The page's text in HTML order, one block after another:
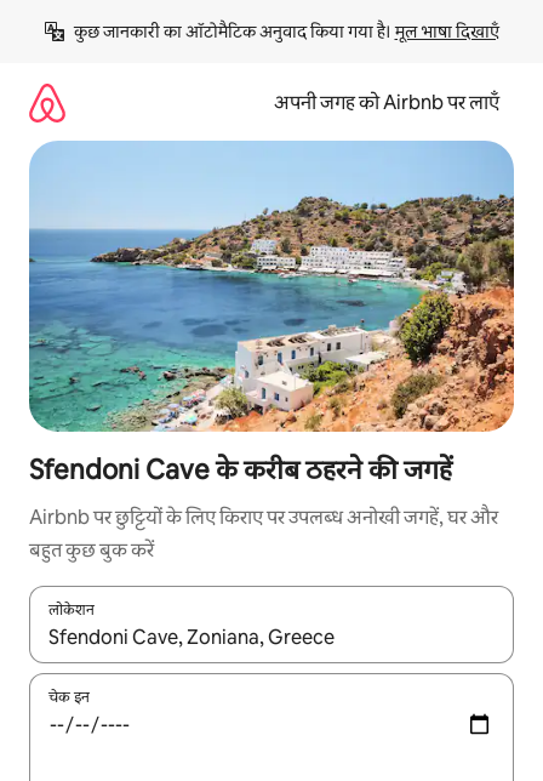
छोड़कर
कॉन्टेंट
कुछ जानकारी का ऑटोमैटिक अनुवाद किया गया है। मूल भाषा दिखाएँ
अपनी जगह को Airbnb पर लाएँ
Sfendoni Cave के करीब ठहरने की जगहें
Airbnb पर छुट्टियों के लिए किराए पर उपलब्ध अनोखी जगहें, घर और
बहुत कुछ बुक करें
लोकेशन
नतीजों के उपलब्ध होने पर, अप और डाउन 'ऐरो की' का इस्तेमाल करके नेविगेट
चेक इन